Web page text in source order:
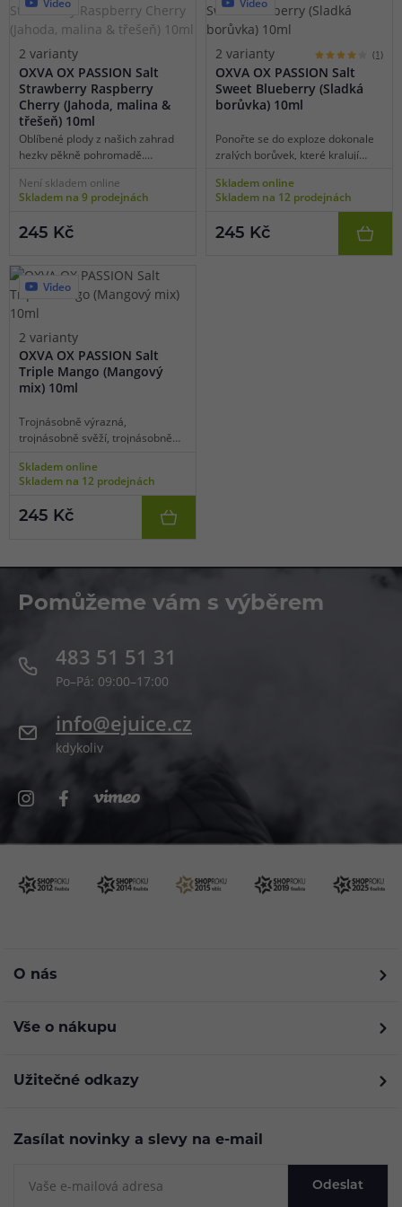
byste si zrovna vychutnávali
pobyt na tropických ostrovech.
Video
2 varianty
OXVA OX PASSION Salt
Strawberry Raspberry
Cherry (Jahoda, malina &
třešeň) 10ml
Oblíbené plody z našich zahrad
hezky pěkně pohromadě.
nimiž nechybí zralé zahradní
jahody, šťavnaté třešně a mírně
kdykoliv během roku. Jahoda
o jemnou kyselkavost a třešeň
umocní výslednou chuť a
pozvedne ji do astronomických
výšin. Tohle si nesmíte nechat
ujít.
Není skladem online
Skladem na 9 prodejnách
245 Kč
Video
2 varianty (1)
OXVA OX PASSION Salt
Sweet Blueberry (Sladká
borůvka) 10ml
Ponořte se do exploze dokonale
zralých borůvek, které kralují
Sweet Blueberry přináší jemně
krémovou a přitom výraznou
bobulí, které se rozprostřou na
Skladem online
Skladem na 12 prodejnách
245 Kč
Video
2 varianty
OXVA OX PASSION Salt
Triple Mango (Mangový
mix) 10ml
Trojnásobně výrazná,
trojnásobně svěží, trojnásobně
ukrývá přesně to pravé pro
všechny příznivce tohoto
výrazná, mírně dřevitá, sladce
drobné kousky a promíchaných v
Skladem online
Skladem na 12 prodejnách
245 Kč
Pomůžeme vám s výběrem
483 51 51 31
Po–Pá: 09:00–17:00
info@ejuice.cz
kdykoliv
O nás
Vše o nákupu
Užitečné odkazy
Zasílat novinky a slevy na e-mail
Odeslat